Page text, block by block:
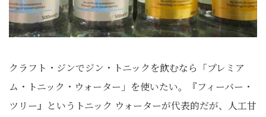
クラフト・ジンでジン・トニックを飲むなら「プレミア
ム・トニック・ウォーター」を使いたい。『フィーバー・
ツリー』というトニック ウォーターが代表的だが、人工甘